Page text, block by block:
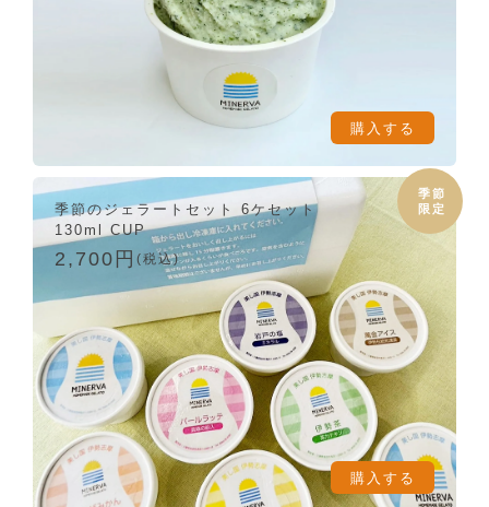
購入する
季節のジェラートセット 6ケセット
130ml CUP
2,700円 (税込)
購入する
季節
限定